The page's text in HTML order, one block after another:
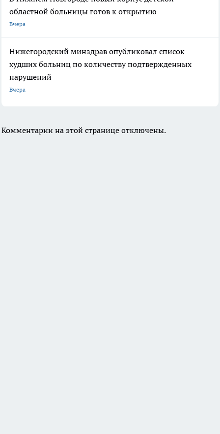
областной больницы готов к открытию
Вчера
Нижегородский минздрав опубликовал список
худших больниц по количеству подтвержденных
нарушений
Вчера
Комментарии на этой странице отключены.